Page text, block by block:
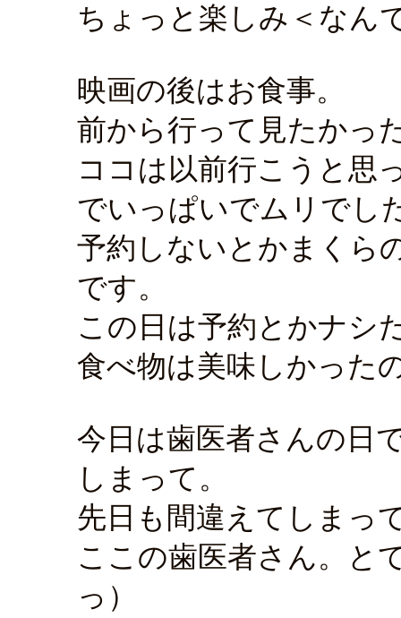
ちょっと楽しみ＜なん
映画の後はお食事。
前から行って見たかっ
ココは以前行こうと思
でいっぱいでムリでし
予約しないとかまくら
です。
この日は予約とかナシ
食べ物は美味しかった
今日は歯医者さんの日
しまって。
先日も間違えてしまっ
ここの歯医者さん。と
っ）